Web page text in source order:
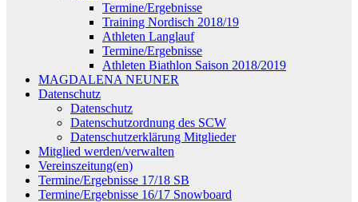
Termine/Ergebnisse
Training Nordisch 2018/19
Athleten Langlauf
Termine/Ergebnisse
Athleten Biathlon Saison 2018/2019
MAGDALENA NEUNER
Datenschutz
Datenschutz
Datenschutzordnung des SCW
Datenschutzerklärung Mitglieder
Mitglied werden/verwalten
Vereinszeitung(en)
Termine/Ergebnisse 17/18 SB
Termine/Ergebnisse 16/17 Snowboard